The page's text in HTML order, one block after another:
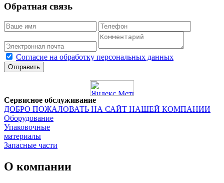
Обратная связь
Согласие на обработку персональных данных
Отправить
Сервисное обслуживание
ДОБРО ПОЖАЛОВАТЬ НА САЙТ НАШЕЙ КОМПАНИИ
Оборудование
Упаковочные
материалы
Запасные части
О компании